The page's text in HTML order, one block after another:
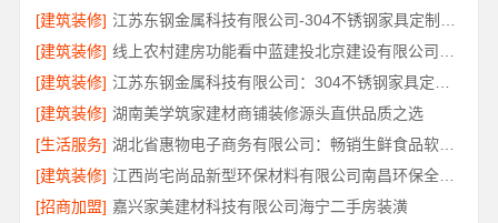
[建筑装修]
[建筑装修]
[建筑装修]
[建筑装修] 湖南美学筑家建材商铺装修源头直供品质之选
[生活服务]
湖北省惠物电子商务有限公司：畅销生鲜食品软件功能解析
[建筑装修]
江西尚宅尚品新型环保材料有限公司南昌环保全屋定制口碑
[招商加盟] 嘉兴家美建材科技有限公司海宁二手房装潢